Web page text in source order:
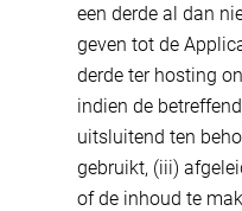
een derde al dan
geven tot de
derde ter hosting
indien de
uitsluitend ten
gebruikt, (iii)
of de inhoud te